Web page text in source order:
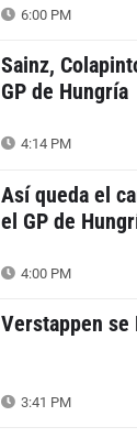
6:00 PM
Sainz,
GP de Hungría
4:14 PM
Así queda el
el GP de
4:00 PM
Verstappen se
3:41 PM